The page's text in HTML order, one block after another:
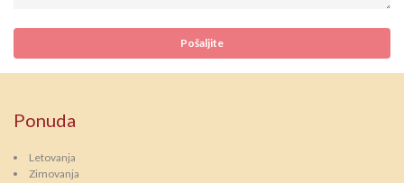
Ponuda
Letovanja
Zimovanja